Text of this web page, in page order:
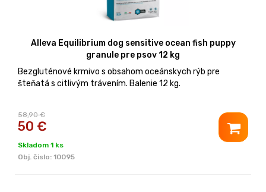
Alleva Equilibrium dog sensitive ocean fish puppy
granule pre psov 12 kg
Bezgluténové krmivo s obsahom oceánskych rýb pre
šteňatá s citlivým trávením. Balenie 12 kg.
58,90 €
50 €
Skladom 1 ks
Obj. čislo: 10095